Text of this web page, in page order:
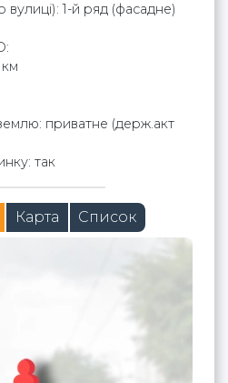
1-й ряд (фасадне)
км
приватне (держ.акт
так
Карта Список